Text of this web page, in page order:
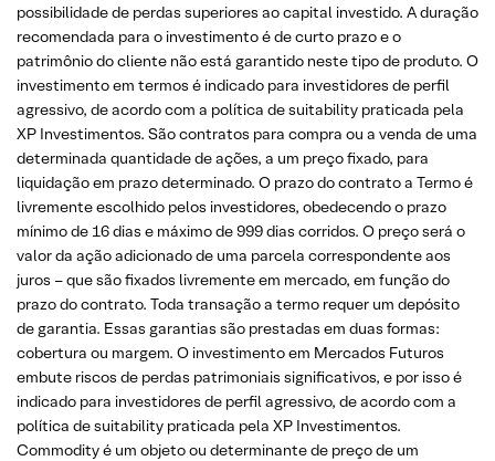
possibilidade de perdas superiores ao capital investido. A duração
recomendada para o investimento é de curto prazo e o
patrimônio do cliente não está garantido neste tipo de produto. O
investimento em termos é indicado para investidores de perfil
agressivo, de acordo com a política de suitability praticada pela
XP Investimentos. São contratos para compra ou a venda de uma
determinada quantidade de ações, a um preço fixado, para
liquidação em prazo determinado. O prazo do contrato a Termo é
livremente escolhido pelos investidores, obedecendo o prazo
mínimo de 16 dias e máximo de 999 dias corridos. O preço será o
valor da ação adicionado de uma parcela correspondente aos
juros – que são fixados livremente em mercado, em função do
prazo do contrato. Toda transação a termo requer um depósito
de garantia. Essas garantias são prestadas em duas formas:
cobertura ou margem. O investimento em Mercados Futuros
embute riscos de perdas patrimoniais significativos, e por isso é
indicado para investidores de perfil agressivo, de acordo com a
política de suitability praticada pela XP Investimentos.
Commodity é um objeto ou determinante de preço de um